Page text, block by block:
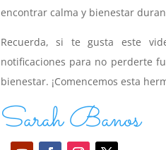
encontrar calma y bienestar
Recuerda, si te gusta este
notificaciones para no perderte
bienestar. ¡Comencemos esta
Sarah Banos